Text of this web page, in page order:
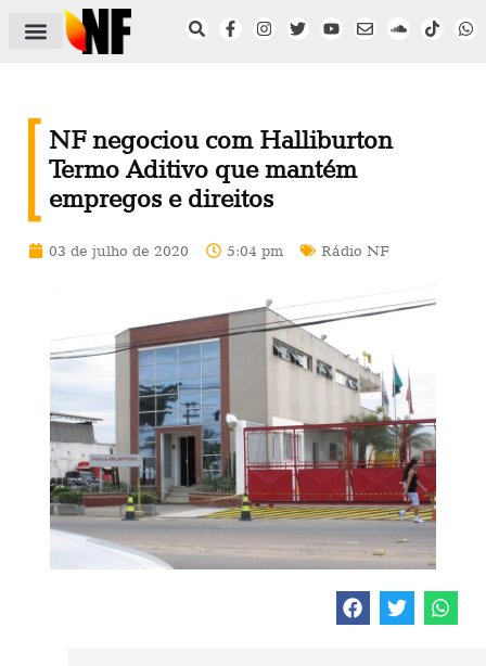
NF negociou com Halliburton
Termo Aditivo que mantém
empregos e direitos
03 de julho de 2020 5:04 pm Rádio NF